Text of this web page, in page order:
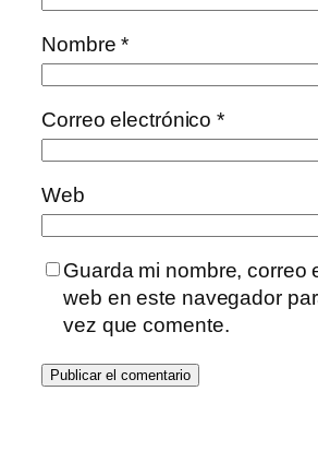
Nombre*
Correo electrónico*
Web
Guarda mi nombre, correo
web en este navegador
vez que comente.